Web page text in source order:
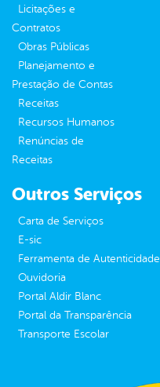
Licitações e
Contratos
Obras Públicas
Planejamento e
Prestação de Contas
Receitas
Recursos Humanos
Renúncias de
Receitas
Outros Serviços
Carta de Serviços
E-sic
Ferramenta de Autenticidade
Ouvidoria
Portal Aldir Blanc
Portal da Transparência
Transporte Escolar